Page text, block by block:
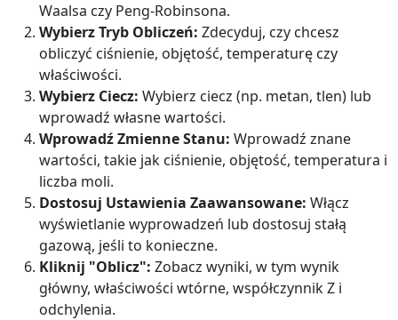
Waalsa czy Peng-Robinsona.
Wybierz Tryb Obliczeń: Zdecyduj, czy chcesz
obliczyć ciśnienie, objętość, temperaturę czy
właściwości.
Wybierz Ciecz: Wybierz ciecz (np. metan, tlen) lub
wprowadź własne wartości.
Wprowadź Zmienne Stanu: Wprowadź znane
wartości, takie jak ciśnienie, objętość, temperatura i
liczba moli.
Dostosuj Ustawienia Zaawansowane: Włącz
wyświetlanie wyprowadzeń lub dostosuj stałą
gazową, jeśli to konieczne.
Kliknij "Oblicz": Zobacz wyniki, w tym wynik
główny, właściwości wtórne, współczynnik Z i
odchylenia.